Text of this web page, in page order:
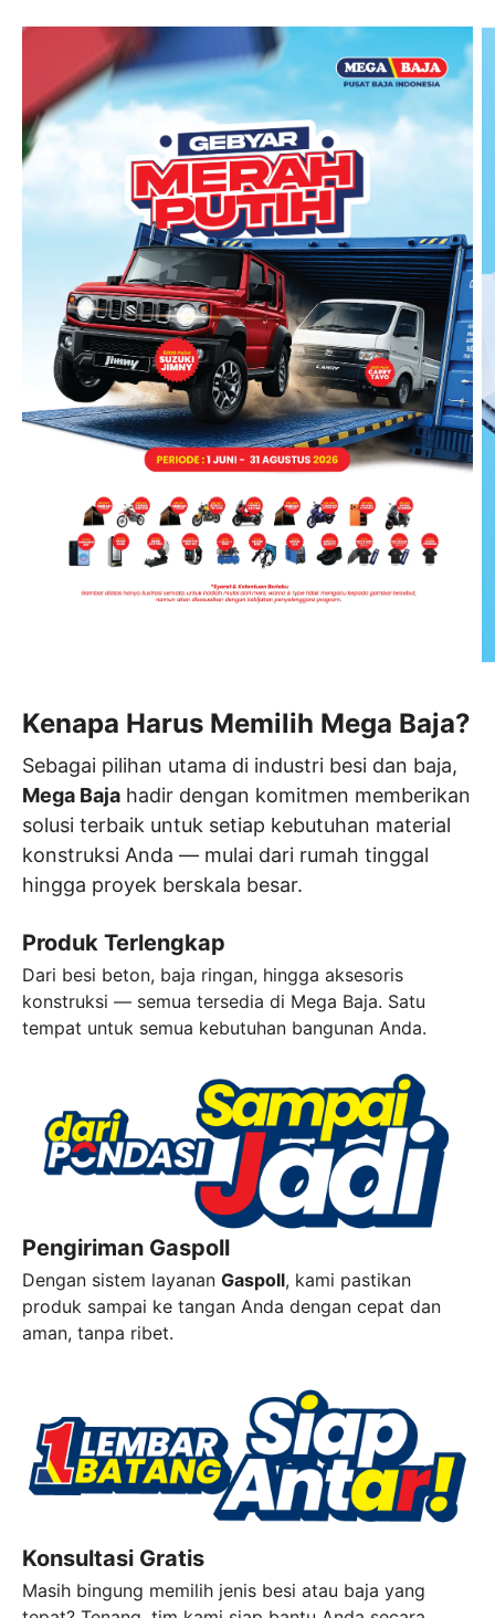
Kenapa Harus Memilih Mega Baja?
Sebagai pilihan utama di industri besi dan baja,
Mega Baja hadir dengan komitmen memberikan
solusi terbaik untuk setiap kebutuhan material
konstruksi Anda — mulai dari rumah tinggal
hingga proyek berskala besar.
Produk Terlengkap
Dari besi beton, baja ringan, hingga aksesoris
konstruksi — semua tersedia di Mega Baja. Satu
tempat untuk semua kebutuhan bangunan Anda.
Pengiriman Gaspoll
Dengan sistem layanan Gaspoll, kami pastikan
produk sampai ke tangan Anda dengan cepat dan
aman, tanpa ribet.
Konsultasi Gratis
Masih bingung memilih jenis besi atau baja yang